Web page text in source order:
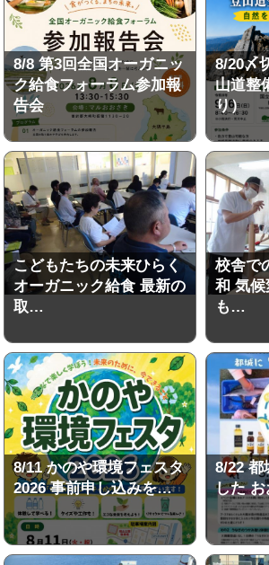
8/8 第3回全国オーガニッ
ク給食フォーラム参加報
告会
8/20〆
山道整
り）
こどもたちの未来ひらく
オーガニック給食 最新の
取…
校舎で
和 気
も…
8/11 かのや環境フェスタ
2026 事前申し込みを…
8/22 都
した